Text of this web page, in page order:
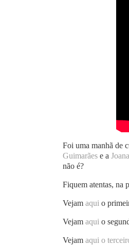
Foi uma manhã de
Guimarães e a Joana
não é?
Fiquem atentas, na
Vejam aqui o
Vejam aqui o
Vejam aqui o